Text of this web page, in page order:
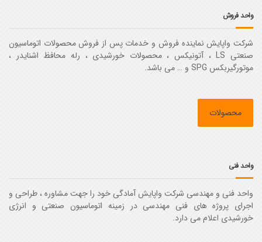
واحد فروش
شرکت واپایش نماینده فروش و خدمات پس از فروش محصولات اتوماسیون
صنعتی LS ، آتونیکس ، محصولات خورشیدی ، رله محافظ اشنایدر ،
موتورگیربکس SPG و … می باشد.
محصولات
واحد فنی
واحد فنی و مهندسی شرکت واپایش آمادگی خود را جهت مشاوره ، طراحی و
اجرای پروژه های فنی مهندسی در زمینه اتوماسیون صنعتی و انرژی
خورشیدی اعلام می دارد.